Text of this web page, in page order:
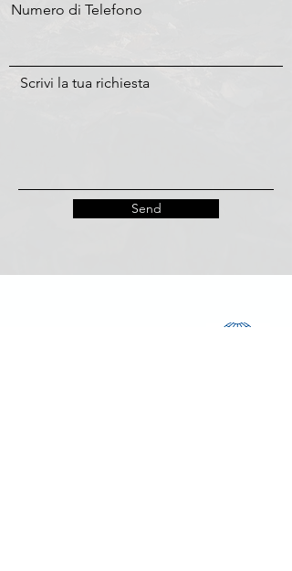
Numero di Telefono
Scrivi la tua richiesta
Send